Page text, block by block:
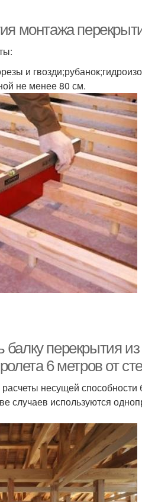
монтажа
и
не менее 80 см.
балку перекрытия
6 метров от
несущей способности
случаев используются